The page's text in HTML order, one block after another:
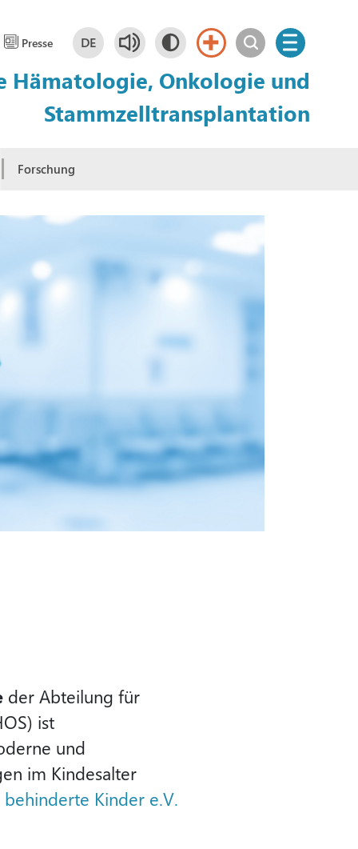
Presse DE
Deutsch
DE
Hämatologie, Onkologie und
Stammzelltransplantation
Forschung
der Abteilung für
ist
und
im Kindesalter
Kinder e.V.